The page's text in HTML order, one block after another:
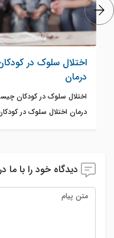
اختلال سلوک در
درمان
اختلال سلوک در کودکان
درمان اختلال سلوک در
دیدگاه خود را با ما